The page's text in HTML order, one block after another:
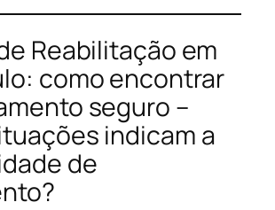
Reabilitação em
como encontrar
seguro –
indicam a
de